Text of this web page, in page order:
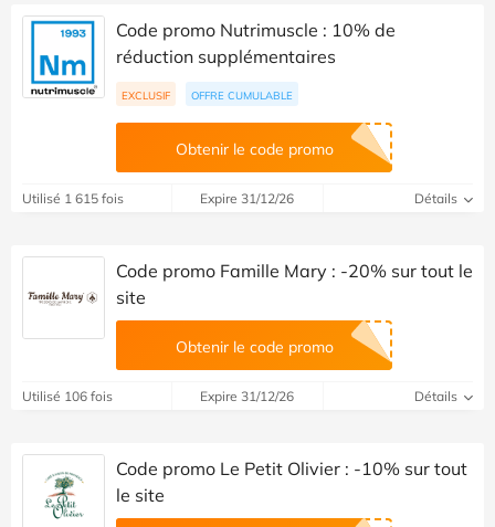
Code promo Nutrimuscle : 10% de
réduction supplémentaires
EXCLUSIF OFFRE CUMULABLE
Obtenir le code promo
Utilisé 1 615 fois Expire 31/12/26 Détails
Code promo Famille Mary : -20% sur tout le
site
Obtenir le code promo
Utilisé 106 fois Expire 31/12/26 Détails
Code promo Le Petit Olivier : -10% sur tout
le site